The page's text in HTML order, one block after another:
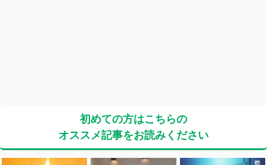
初めての方はこちらの
オススメ記事をお読みください